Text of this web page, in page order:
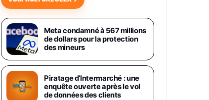
Secteur Rapide 25W Inclus,
Smartphone déverrouillé, Noir,
Version FR
1019€1399€Fnac (Vendeur Tiers)
Galaxy S26 Ultra 512 Go Bleu
1019€ 1399€ Fnac (Vendeur Tiers)
Meta condamné à 567 millions
de dollars pour la protection
des mineurs
Piratage d’Intermarché : une
enquête ouverte après le vol
de données des clients